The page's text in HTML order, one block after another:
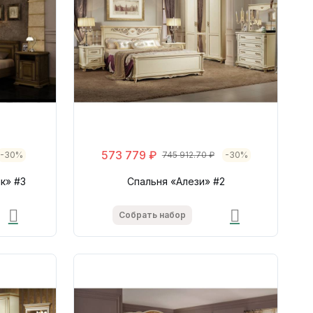
-30%
#3
573 779 ₽ 745 912.70 ₽ -30%
Спальня «Алези» #2
Собрать набор